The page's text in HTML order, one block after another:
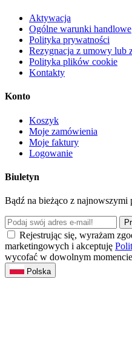
Aktywacja
Ogólne warunki handlowe
Polityka prywatności
Rezygnacja z umowy lub
Polityka plików cookie
Kontakty
Konto
Koszyk
Moje zamówienia
Moje faktury
Logowanie
Biuletyn
Bądź na bieżąco z najnowszymi
Rejestrując się, wyrażam
marketingowych i akceptuję
wycofać w dowolnym
Polska